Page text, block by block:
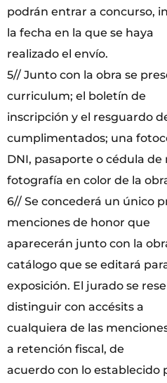
podrán entrar a concurso,
la fecha en la que se haya
realizado el envío.
5// Junto con la obra se
curriculum; el boletín de
inscripción y el resguardo
cumplimentados; una
DNI, pasaporte o cédula de
fotografía en color de la
6// Se concederá un único
menciones de honor que
aparecerán junto con la
catálogo que se editará
exposición. El jurado se
distinguir con accésits a
cualquiera de las
a retención fiscal, de
acuerdo con lo establecido